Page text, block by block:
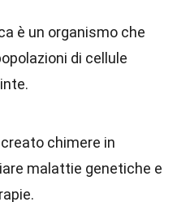
è un organismo che
di cellule
chimere in
malattie genetiche e